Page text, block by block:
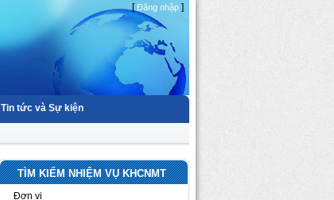
[Đăng nhập ]
Tin tức và Sự kiện
TÌM KIẾM NHIỆM VỤ KHCNMT
Đơn vị